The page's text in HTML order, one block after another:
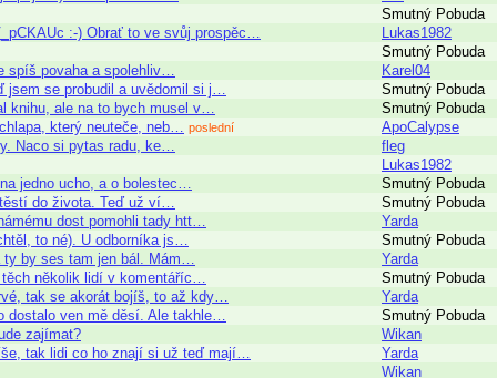
Smutný Pobuda
:-) Obrať to ve svůj prospěc…
Lukas1982
Smutný Pobuda
spíš povaha a spolehliv…
Karel04
jsem se probudil a uvědomil si j…
Smutný Pobuda
knihu, ale na to bych musel v…
Smutný Pobuda
který neuteče, neb…
poslední
ApoCalypse
Naco si pytas radu, ke…
fleg
Lukas1982
jedno ucho, a o bolestec…
Smutný Pobuda
do života. Teď už ví…
Smutný Pobuda
dost pomohli tady htt…
Yarda
to né). U odborníka js…
Smutný Pobuda
by ses tam jen bál. Mám…
Yarda
několik lidí v komentáříc…
Smutný Pobuda
tak se akorát bojíš, to až kdy…
Yarda
ven mě děsí. Ale takhle…
Smutný Pobuda
zajímat?
Wikan
tak lidi co ho znají si už teď mají…
Yarda
Wikan